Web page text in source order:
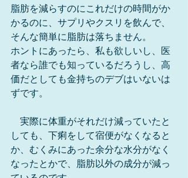
脂肪を減らすのにこれだけの時間がか
かるのに、サプリやクスリを飲んで、
そんな簡単に脂肪は落ちません。
ホントにあったら、私も欲しいし、医
者なら誰でも知っているだろうし、高
価だとしても金持ちのデブはいないは
ずです。
実際に体重がそれだけ減っていたと
しても、下痢をして宿便がなくなると
か、むくみにあった余分な水分がなく
なったとかで、脂肪以外の成分が減っ